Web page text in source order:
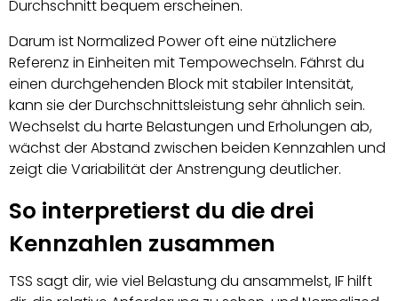
Durchschnitt bequem erscheinen.
Darum ist Normalized Power oft eine nützlichere
Referenz in Einheiten mit Tempowechseln. Fährst du
einen durchgehenden Block mit stabiler Intensität,
kann sie der Durchschnittsleistung sehr ähnlich sein.
Wechselst du harte Belastungen und Erholungen ab,
wächst der Abstand zwischen beiden Kennzahlen und
zeigt die Variabilität der Anstrengung deutlicher.
So interpretierst du die drei
Kennzahlen zusammen
TSS sagt dir, wie viel Belastung du ansammelst, IF hilft